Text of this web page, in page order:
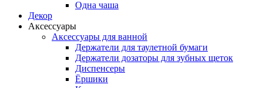
Одна чаша
Декор
Аксессуары
Аксессуары для ванной
Держатели для таулетной бумаги
Держатели дозаторы для зубных щеток
Диспенсеры
Ёршики